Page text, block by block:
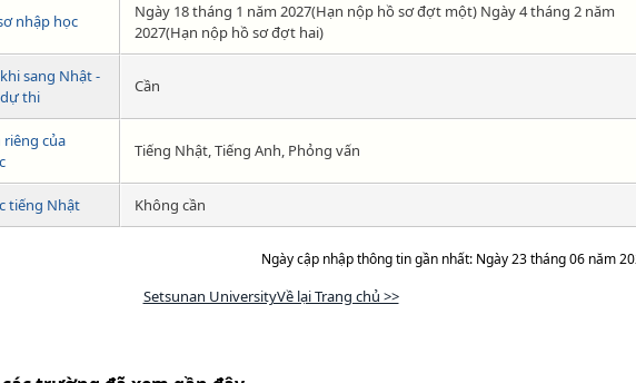
nhập học
Ngày 18 tháng 1 năm 2027(Hạn nộp hồ sơ đợt một) Ngày 4 tháng 2 năm
2027(Hạn nộp hồ sơ đợt hai)
sang Nhật -
thi
Cần
của
Tiếng Nhật, Tiếng Anh, Phỏng vấn
tiếng Nhật Không cần
Ngày cập nhập thông tin gần nhất: Ngày 23 tháng 06 năm
Setsunan UniversityVề lại Trang chủ >>